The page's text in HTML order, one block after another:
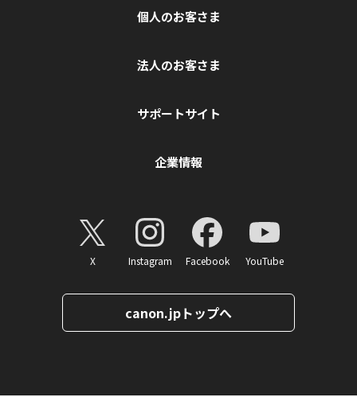
個人のお客さま
法人のお客さま
サポートサイト
企業情報
X Instagram Facebook YouTube
canon.jpトップへ